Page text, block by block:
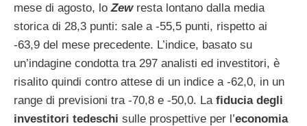
mese di agosto, lo Zewresta lontano dalla media
storica di 28,3 punti: sale a -55,5 punti, rispetto ai
-63,9 del mese precedente. L’indice, basato su
un’indagine condotta tra 297 analisti ed investitori, è
risalito quindi contro attese di un indice a -62,0, in un
range di previsioni tra -70,8 e -50,0. La fiducia degli
investitori tedeschi sulle prospettive per l’economia